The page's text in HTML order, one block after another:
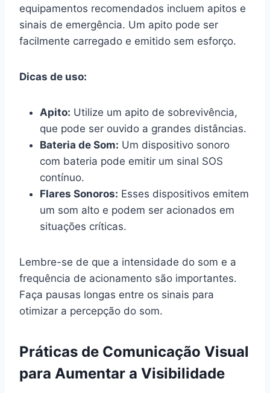
equipamentos recomendados incluem apitos e
sinais de emergência. Um apito pode ser
facilmente carregado e emitido sem esforço.
Dicas de uso:
Apito: Utilize um apito de sobrevivência,
que pode ser ouvido a grandes distâncias.
Bateria de Som: Um dispositivo sonoro
com bateria pode emitir um sinal SOS
contínuo.
Flares Sonoros: Esses dispositivos emitem
um som alto e podem ser acionados em
situações críticas.
Lembre-se de que a intensidade do som e a
frequência de acionamento são importantes.
Faça pausas longas entre os sinais para
otimizar a percepção do som.
Práticas de Comunicação Visual
para Aumentar a Visibilidade